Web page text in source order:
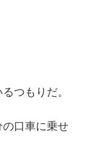
つもりだ。
の口車に乗せ